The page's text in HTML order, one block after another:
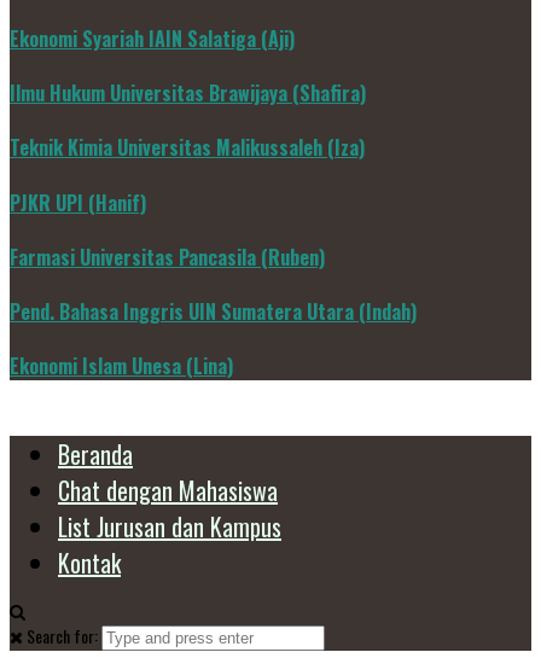
Ekonomi Syariah IAIN Salatiga (Aji)
Ilmu Hukum Universitas Brawijaya (Shafira)
Teknik Kimia Universitas Malikussaleh (Iza)
PJKR UPI (Hanif)
Farmasi Universitas Pancasila (Ruben)
Pend. Bahasa Inggris UIN Sumatera Utara (Indah)
Ekonomi Islam Unesa (Lina)
Beranda
Chat dengan Mahasiswa
List Jurusan dan Kampus
Kontak
Search for: